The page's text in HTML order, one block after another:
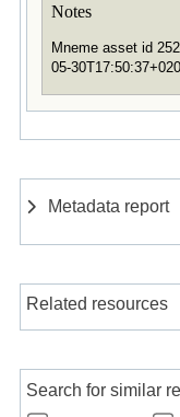
Notes
Mneme asset id
05-
Metadata report
Related resources
Search for similar